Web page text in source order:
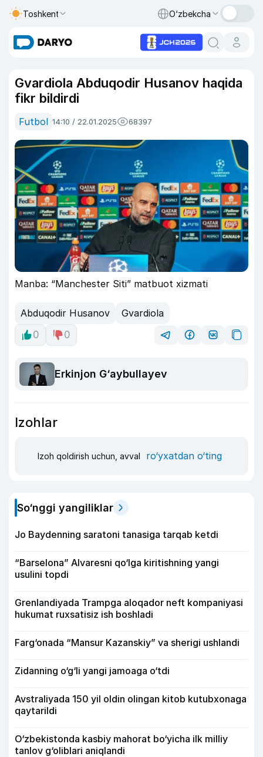
Toshkent O‘zbekcha
Gvardiola Abduqodir Husanov haqida
fikr bildirdi
Futbol 14:10 / 22.01.2025 68397
Manba: “Manchester Siti” matbuot xizmati
Abduqodir Husanov
Gvardiola
0
0
Erkinjon G‘aybullayev
Izohlar
Izoh qoldirish uchun, avval ro‘yxatdan o‘ting
So‘nggi yangiliklar
Jo Baydenning saratoni tanasiga tarqab ketdi
“Barselona” Alvaresni qo‘lga kiritishning yangi
usulini topdi
Grenlandiyada Trampga aloqador neft kompaniyasi
hukumat ruxsatisiz ish boshladi
Farg‘onada “Mansur Kazanskiy” va sherigi ushlandi
Zidanning o‘g‘li yangi jamoaga o‘tdi
Avstraliyada 150 yil oldin olingan kitob kutubxonaga
qaytarildi
O‘zbekistonda kasbiy mahorat bo‘yicha ilk milliy
tanlov g‘oliblari aniqlandi